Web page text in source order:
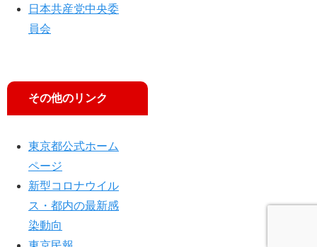
日本共産党中央委
員会
その他のリンク
東京都公式ホーム
ページ
新型コロナウイル
ス・都内の最新感
染動向